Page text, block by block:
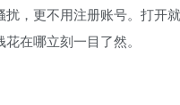
扰，更不用注册账号。打开
在哪立刻一目了然。